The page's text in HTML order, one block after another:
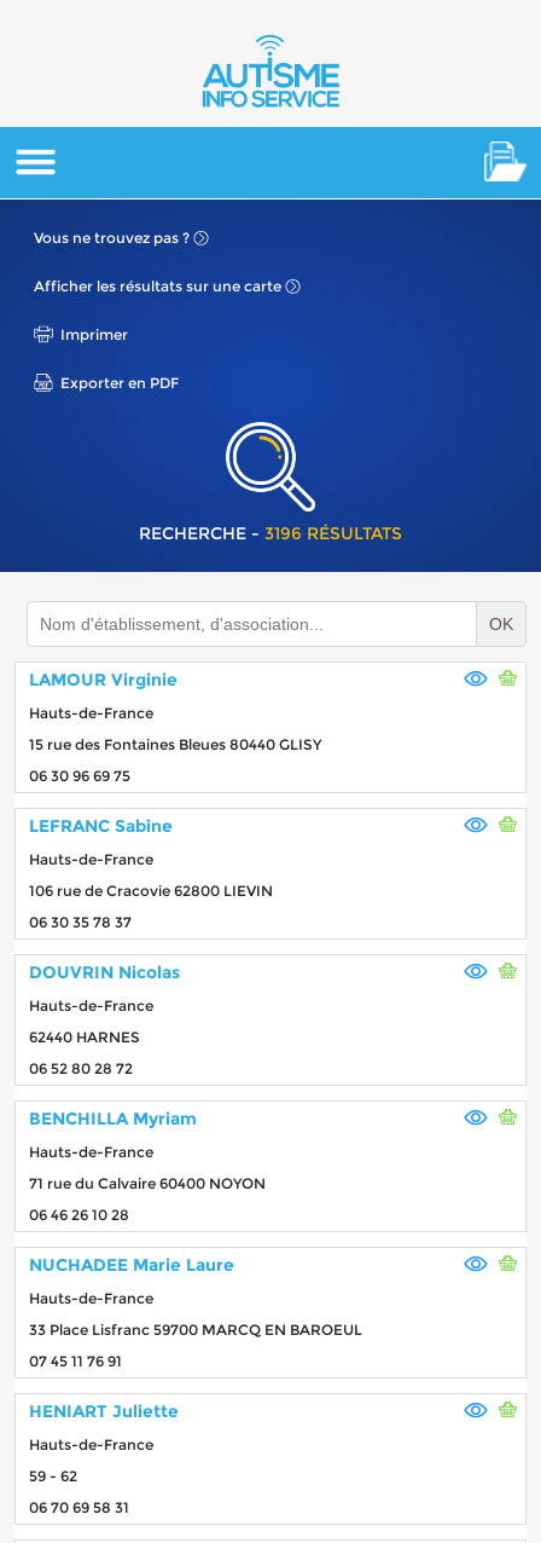
Vous ne trouvez pas ?
Afficher les résultats sur une carte
Imprimer
Exporter en PDF
RECHERCHE - 3196 RÉSULTATS
OK
LAMOUR Virginie
Hauts-de-France
15 rue des Fontaines Bleues 80440 GLISY
06 30 96 69 75
LEFRANC Sabine
Hauts-de-France
106 rue de Cracovie 62800 LIEVIN
06 30 35 78 37
DOUVRIN Nicolas
Hauts-de-France
62440 HARNES
06 52 80 28 72
BENCHILLA Myriam
Hauts-de-France
71 rue du Calvaire 60400 NOYON
06 46 26 10 28
NUCHADEE Marie Laure
Hauts-de-France
33 Place Lisfranc 59700 MARCQ EN BAROEUL
07 45 11 76 91
HENIART Juliette
Hauts-de-France
59 - 62
06 70 69 58 31